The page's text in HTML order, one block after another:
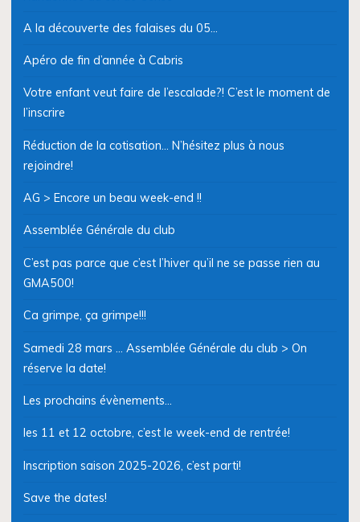
A la découverte des falaises du 05…
Apéro de fin d’année à Cabris
Votre enfant veut faire de l’escalade?! C’est le moment de
l’inscrire
Réduction de la cotisation… N’hésitez plus à nous
rejoindre!
AG > Encore un beau week-end !!
Assemblée Générale du club
C’est pas parce que c’est l’hiver qu’il ne se passe rien au
GMA500!
Ca grimpe, ça grimpe!!!
Samedi 28 mars … Assemblée Générale du club > On
réserve la date!
Les prochains évènements…
les 11 et 12 octobre, c’est le week-end de rentrée!
Inscription saison 2025-2026, c’est parti!
Save the dates!